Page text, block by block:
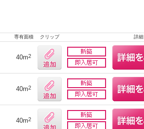
専有面積 クリップ 詳細
40m2
40m2
40m2